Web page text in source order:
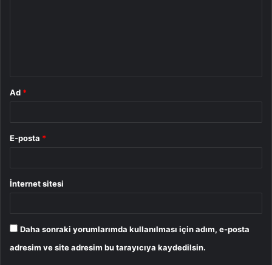
Ad *
E-posta *
İnternet sitesi
Daha sonraki yorumlarımda kullanılması için adım, e-posta
adresim ve site adresim bu tarayıcıya kaydedilsin.